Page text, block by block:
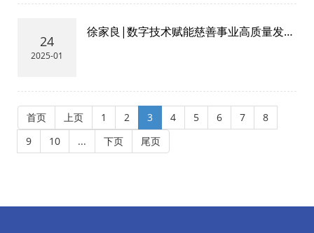
24
2025-01
徐家良|数字技术赋能慈善事业高质量发
首页 上页 1 2 3 4 5 6 7
8
9
10 ... 下页 尾页